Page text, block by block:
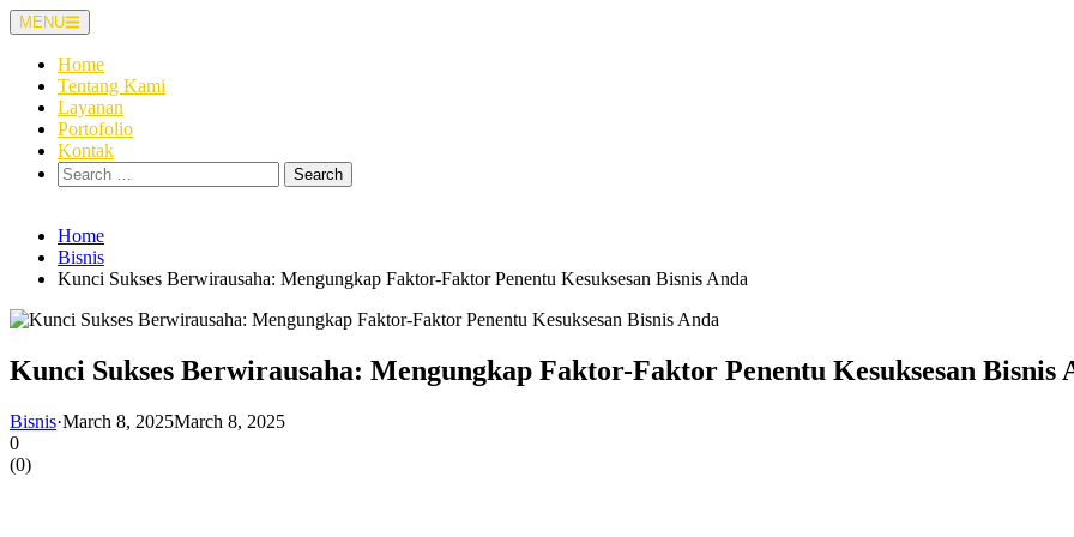
Skip
to
content
MENU
Home
Tentang Kami
Layanan
Portofolio
Kontak
Search
for:
Home
Bisnis
Kunci Sukses Berwirausaha: Mengungkap Faktor-Faktor Penentu Kesuksesan Bisnis Anda
Kunci Sukses Berwirausaha: Mengungkap Faktor-Faktor Penentu Kesuksesan Bisnis
Bisnis·March 8, 2025March 8, 2025
0
(0)